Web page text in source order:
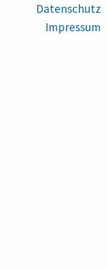
Datenschutz
Impressum